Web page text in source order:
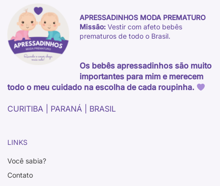
APRESSADINHOS MODA PREMATURO
Missão: Vestir com afeto bebês
prematuros de todo o Brasil.
Os bebês apressadinhos são muito
importantes para mim e merecem
todo o meu cuidado na escolha de cada roupinha.
CURITIBA | PARANÁ | BRASIL
LINKS
Você sabia?
Contato